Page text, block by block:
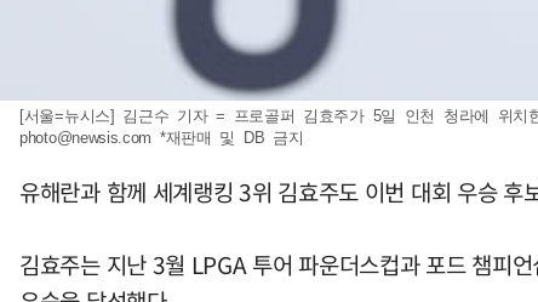
[서울=뉴시스] 김근수 기자 = 프로골퍼 김효주가 5일 인천 청라에 위치
photo@newsis.com *재판매 및 DB 금지
유해란과 함께 세계랭킹 3위 김효주도 이번 대회 우승 후
김효주는 지난 3월 LPGA 투어 파운더스컵과 포드 챔피